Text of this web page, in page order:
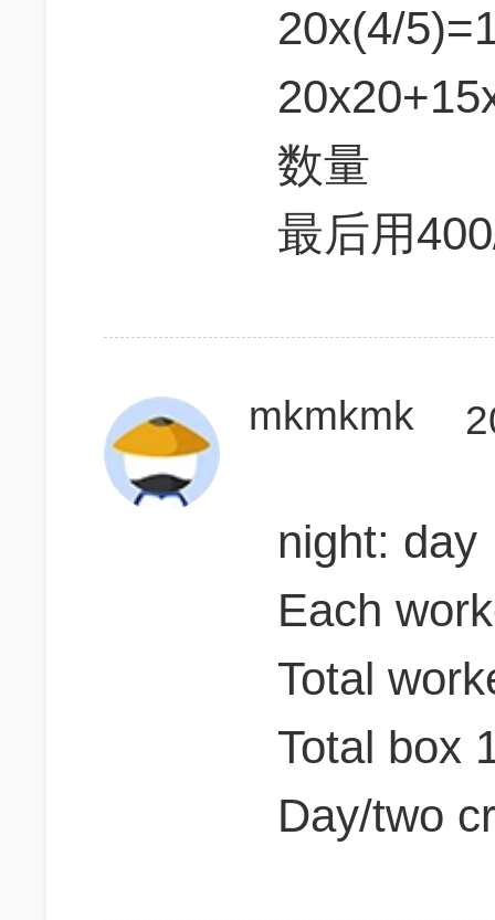
20x(4/
数量
最后用
mkmkmk
night: day
Each
Total
Total box
Day/two